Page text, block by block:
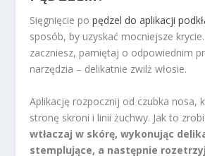
Sięgnięcie popędzel do aplikacji
sposób, by uzyskać mocniejsze
zaczniesz, pamiętaj o odpowiednim
narzędzia – delikatnie zwilż włosie.
Aplikację rozpocznij od czubka nosa,
stronę skroni i linii żuchwy. Jak to
wtłaczaj w skórę, wykonując
stemplujące, a następnie